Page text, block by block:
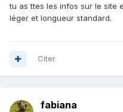
tu as ttes les infos sur le site
léger et longueur standard.
Citer
fabiana